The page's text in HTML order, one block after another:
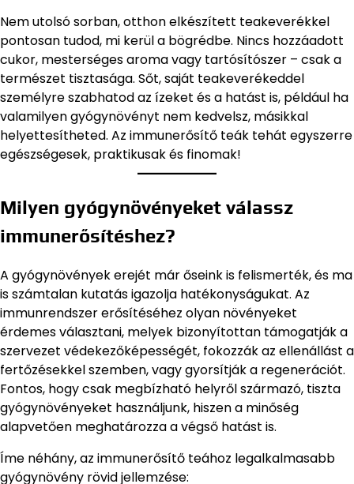
Nem utolsó sorban, otthon elkészített teakeverékkel
pontosan tudod, mi kerül a bögrédbe. Nincs hozzáadott
cukor, mesterséges aroma vagy tartósítószer – csak a
természet tisztasága. Sőt, saját teakeverékeddel
személyre szabhatod az ízeket és a hatást is, például ha
valamilyen gyógynövényt nem kedvelsz, másikkal
helyettesítheted. Az immunerősítő teák tehát egyszerre
egészségesek, praktikusak és finomak!
Milyen gyógynövényeket válassz
immunerősítéshez?
A gyógynövények erejét már őseink is felismerték, és ma
is számtalan kutatás igazolja hatékonyságukat. Az
immunrendszer erősítéséhez olyan növényeket
érdemes választani, melyek bizonyítottan támogatják a
szervezet védekezőképességét, fokozzák az ellenállást a
fertőzésekkel szemben, vagy gyorsítják a regenerációt.
Fontos, hogy csak megbízható helyről származó, tiszta
gyógynövényeket használjunk, hiszen a minőség
alapvetően meghatározza a végső hatást is.
Íme néhány, az immunerősítő teához legalkalmasabb
gyógynövény rövid jellemzése: